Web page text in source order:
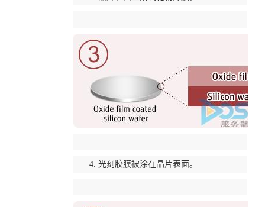
4. 光刻胶膜被涂在晶片表面。